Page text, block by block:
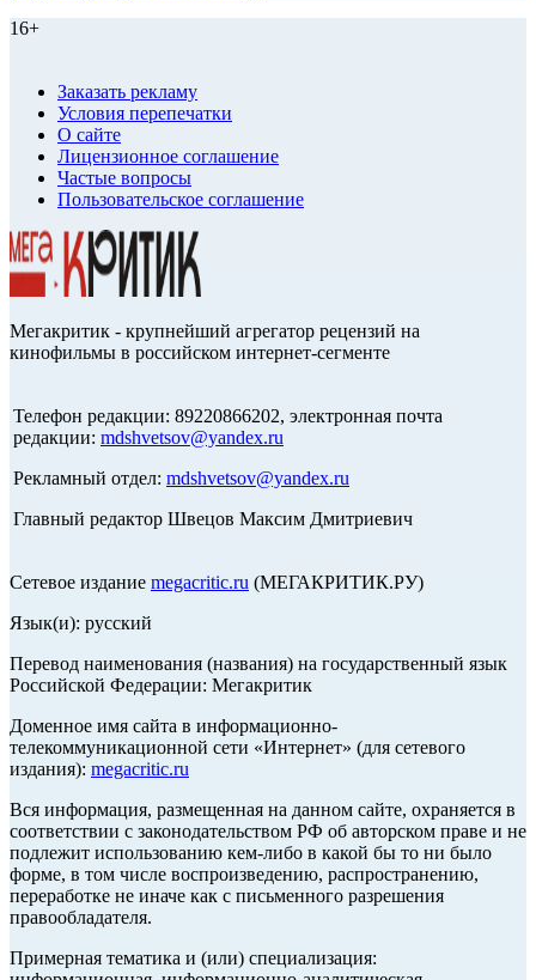
16+
Заказать рекламу
Условия перепечатки
О сайте
Лицензионное соглашение
Частые вопросы
Пользовательское соглашение
Мегакритик - крупнейший агрегатор рецензий на
кинофильмы в российском интернет-сегменте
Телефон редакции: 89220866202, электронная почта
редакции: mdshvetsov@yandex.ru
Рекламный отдел: mdshvetsov@yandex.ru
Главный редактор Швецов Максим Дмитриевич
Сетевое издание megacritic.ru (МЕГАКРИТИК.РУ)
Язык(и): русский
Перевод наименования (названия) на государственный язык
Российской Федерации: Мегакритик
Доменное имя сайта в информационно-
телекоммуникационной сети «Интернет» (для сетевого
издания): megacritic.ru
Вся информация, размещенная на данном сайте, охраняется в
соответствии с законодательством РФ об авторском праве и не
подлежит использованию кем-либо в какой бы то ни было
форме, в том числе воспроизведению, распространению,
переработке не иначе как с письменного разрешения
правообладателя.
Примерная тематика и (или) специализация: